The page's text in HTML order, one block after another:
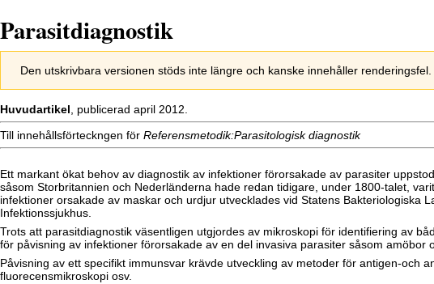
Parasitdiagnostik
Den utskrivbara versionen stöds inte längre och kanske innehåller
Huvudartikel, publicerad april 2012.
Till innehållsförteckngen för Referensmetodik:Parasitologisk diagnostik
Ett markant ökat behov av diagnostik av infektioner förorsakade av parasiter
såsom Storbritannien och Nederländerna hade redan tidigare, under 1800-talet,
infektioner orsakade av maskar och urdjur utvecklades vid Statens Bakteriologiska
Infektionssjukhus.
Trots att parasitdiagnostik väsentligen utgjordes av mikroskopi för identifiering av
för påvisning av infektioner förorsakade av en del invasiva parasiter såsom amöbor
Påvisning av ett specifikt immunsvar krävde utveckling av metoder för antigen-och
fluorecensmikroskopi osv.